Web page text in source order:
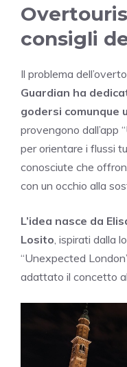
consigli
Il problema
Guardian ha
godersi comunque
provengono dall’app
per orientare i flussi
conosciute che
con un occhio alla
L’idea nasce da
Losito, ispirati dalla
“Unexpected
adattato il concetto